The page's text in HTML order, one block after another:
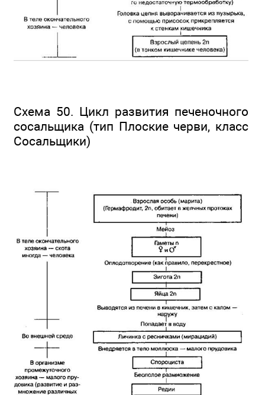
Схема 50. Цикл развития печеночного
сосальщика (тип Плоские черви, класс
Сосальщики)